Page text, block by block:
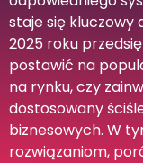
staje się kluczowy
2025 roku
postawić na
na rynku, czy
dostosowany
biznesowych. W
rozwiązaniom,